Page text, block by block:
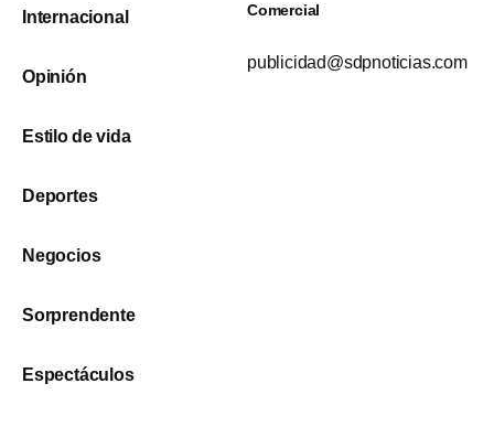
Internacional
Opinión
Estilo de vida
Deportes
Negocios
Sorprendente
Espectáculos
Comercial
publicidad@sdpnoticias.com